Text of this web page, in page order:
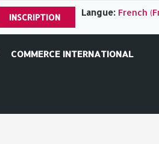
Langue: French
INSCRIPTION
COMMERCE INTERNATIONAL